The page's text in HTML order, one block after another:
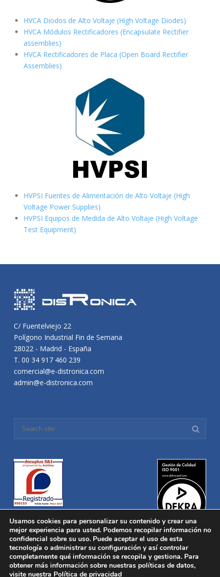
HVCA Diodos de Alto Voltaje (High Voltage Diodes)
HVCA Módulos Rectificadores (Encapsulate Rectifier
assemblies)
HVCA Rectificadores de Placa (Open Board Rectifier
Assemblies)
HVPSI Fuentes de Alimentación de Alto Voltaje (High
Voltage Power Supplies)
HVPSI Equipos de Medida de Alto Voltaje (High Voltage
Test Equipment)
C/ Fuentelviejo 22
Polígono Industrial Fin de Semana
28022 - Madrid - España
T. 00 34 917 460 239
comercial@e-distronica.com
admin@e-distronica.com
Distronica © 2016 Todos los derechos reservados.Aviso legal
Política de privacidad|Política de Cookies
Desarrollado porNucleosoft
Usamos cookies para personalizar su contenido y crear una
mejor experiencia para usted. Podemos recopilar información no
confidencial sobre su uso. Puede aceptar el uso de esta
tecnología o administrar su configuración y así controlar
completamente qué información se recopila y gestiona. Para
obtener más información sobre nuestras políticas de datos,
visite nuestra Política de privacidad